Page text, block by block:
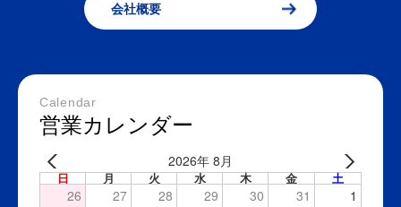
会社概要
Calendar
営業カレンダー
2026年 8月
日 月 火 水 木 金 土
26 27 28 29 30 31 1